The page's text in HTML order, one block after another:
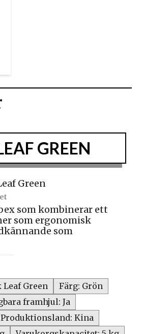
GREEN
som kombinerar ett
som ergonomisk
som
Green
Färg: Grön
framhjul: Ja
Produktionsland: Kina